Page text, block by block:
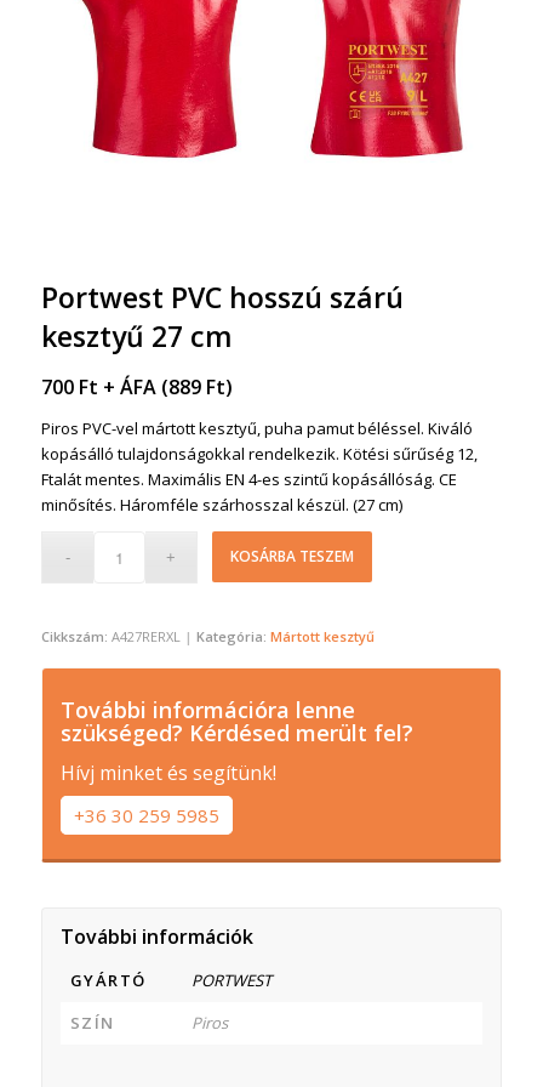
Portwest PVC hosszú szárú
kesztyű 27 cm
700 Ft + ÁFA (889 Ft)
Piros PVC-vel mártott kesztyű, puha pamut béléssel. Kiváló
kopásálló tulajdonságokkal rendelkezik. Kötési sűrűség 12,
Ftalát mentes. Maximális EN 4-es szintű kopásállóság. CE
minősítés. Háromféle szárhosszal készül. (27 cm)
KOSÁRBA TESZEM
Cikkszám: A427RERXL Kategória: Mártott kesztyű
További információra lenne
szükséged? Kérdésed merült fel?
Hívj minket és segítünk!
+36 30 259 5985
További információk
GYÁRTÓ
PORTWEST
SZÍN
Piros